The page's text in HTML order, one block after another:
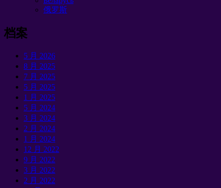
俄罗斯
档案
5 月 2026
8 月 2025
7 月 2025
5 月 2025
1 月 2025
5 月 2024
3 月 2024
2 月 2024
1 月 2024
12 月 2022
9 月 2022
3 月 2022
2 月 2022